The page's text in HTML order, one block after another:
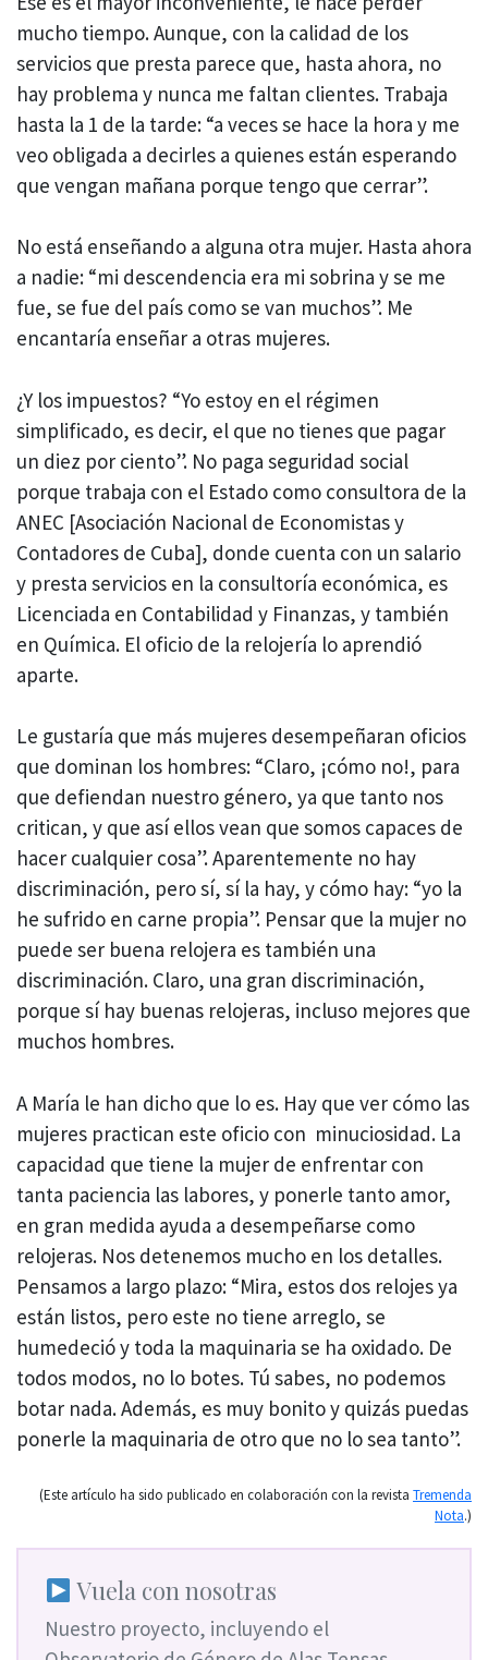
mucho tiempo. Aunque, con la calidad de los
servicios que presta parece que, hasta ahora, no
hay problema y nunca me faltan clientes. Trabaja
hasta la 1 de la tarde: “a veces se hace la hora y me
veo obligada a decirles a quienes están esperando
que vengan mañana porque tengo que cerrar”.
No está enseñando a alguna otra mujer. Hasta ahora
a nadie: “mi descendencia era mi sobrina y se me
fue, se fue del país como se van muchos”. Me
encantaría enseñar a otras mujeres.
¿Y los impuestos? “Yo estoy en el régimen
simplificado, es decir, el que no tienes que pagar
un diez por ciento”. No paga seguridad social
porque trabaja con el Estado como consultora de la
ANEC [Asociación Nacional de Economistas y
Contadores de Cuba], donde cuenta con un salario
y presta servicios en la consultoría económica, es
Licenciada en Contabilidad y Finanzas, y también
en Química. El oficio de la relojería lo aprendió
aparte.
Le gustaría que más mujeres desempeñaran oficios
que dominan los hombres: “Claro, ¡cómo no!, para
que defiendan nuestro género, ya que tanto nos
critican, y que así ellos vean que somos capaces de
hacer cualquier cosa”. Aparentemente no hay
discriminación, pero sí, sí la hay, y cómo hay: “yo la
he sufrido en carne propia”. Pensar que la mujer no
puede ser buena relojera es también una
discriminación. Claro, una gran discriminación,
porque sí hay buenas relojeras, incluso mejores que
muchos hombres.
A María le han dicho que lo es. Hay que ver cómo las
mujeres practican este oficio con minuciosidad. La
capacidad que tiene la mujer de enfrentar con
tanta paciencia las labores, y ponerle tanto amor,
en gran medida ayuda a desempeñarse como
relojeras. Nos detenemos mucho en los detalles.
Pensamos a largo plazo: “Mira, estos dos relojes ya
están listos, pero este no tiene arreglo, se
humedeció y toda la maquinaria se ha oxidado. De
todos modos, no lo botes. Tú sabes, no podemos
botar nada. Además, es muy bonito y quizás puedas
ponerle la maquinaria de otro que no lo sea tanto”.
(Este artículo ha sido publicado en colaboración con la revista Tremenda
Nota.)
Vuela con nosotras
Nuestro proyecto, incluyendo el